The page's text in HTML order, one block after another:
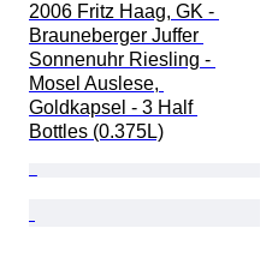
2006 Fritz Haag, GK -
Brauneberger Juffer
Sonnenuhr Riesling -
Mosel Auslese,
Goldkapsel - 3 Half
Bottles (0.375L)